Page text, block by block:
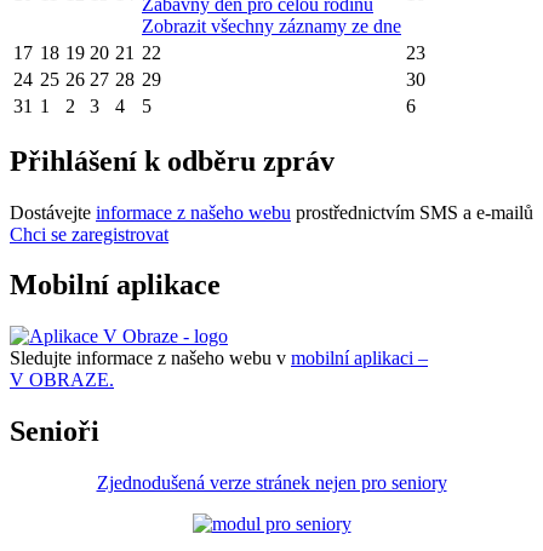
Zobrazit všechny záznamy ze dne
17 18 19 20 21 22
23
24 25 26 27 28 29
30
31 1 2 3 4 5 6
Přihlášení k odběru zpráv
Dostávejte informace z našeho webu prostřednictvím SMS a e-mailů
Chci se zaregistrovat
Mobilní aplikace
Sledujte informace z našeho webu v mobilní aplikaci –
V OBRAZE.
Senioři
Zjednodušená verze stránek nejen pro seniory